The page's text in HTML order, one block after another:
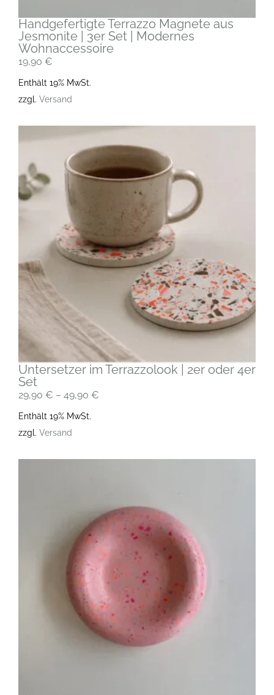
Handgefertigte Terrazzo Magnete aus
Jesmonite | 3er Set | Modernes
Wohnaccessoire
19,90 €
Enthält 19% MwSt.
zzgl. Versand
Untersetzer im Terrazzolook | 2er oder 4er
Set
29,90 € – 49,90 €
Enthält 19% MwSt.
zzgl. Versand